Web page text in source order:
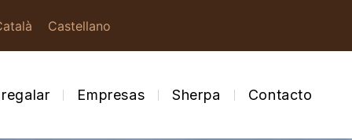
Castellano
Empresas Sherpa Contacto